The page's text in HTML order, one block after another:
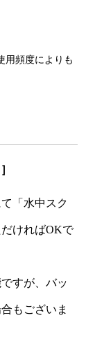
用頻度によりも
「水中スク
ければOKで
すが、バッ
もございま